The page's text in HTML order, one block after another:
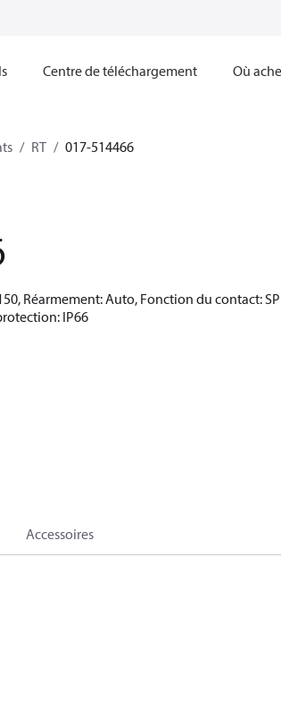
Centre de téléchargement Où
RT 017-514466
Réarmement: Auto, Fonction du contact:
IP66
Accessoires